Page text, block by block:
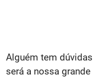
Alguém tem
será a nossa